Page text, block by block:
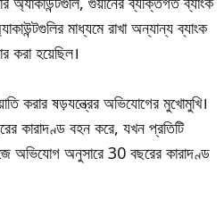
মাধ্যমে রাখা অন্যান্য ব্যাংক
করা হয়েছিল।
করার ষড়যন্ত্রের অভিযোগের মুখোমুখি।
কারাদণ্ড বহন করে, যখন প্রতিটি
অভিযোগ অনুসারে 30 বছরের কারাদণ্ড